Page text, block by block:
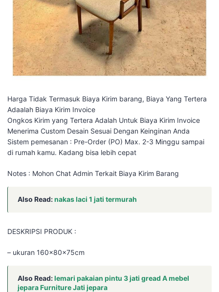
Harga Tidak Termasuk Biaya Kirim barang, Biaya Yang Tertera
Adaalah Biaya Kirim Invoice
Ongkos Kirim yang Tertera Adalah Untuk Biaya Kirim Invoice
Menerima Custom Desain Sesuai Dengan Keinginan Anda
Sistem pemesanan : Pre-Order (PO) Max. 2-3 Minggu sampai
di rumah kamu. Kadang bisa lebih cepat
Notes : Mohon Chat Admin Terkait Biaya Kirim Barang
Also Read:nakas laci 1 jati termurah
DESKRIPSI PRODUK :
– ukuran 160x80x75cm
Also Read:lemari pakaian pintu 3 jati gread A mebel
jepara Furniture Jati jepara